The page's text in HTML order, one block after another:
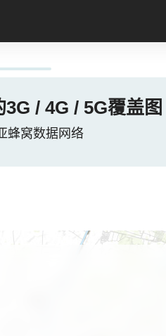
/ 4G / 5G覆盖图
蜂窝数据网络